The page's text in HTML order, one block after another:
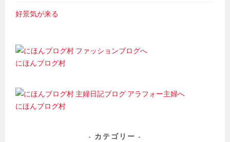
好景気が来る
にほんブログ村
にほんブログ村
カテゴリー